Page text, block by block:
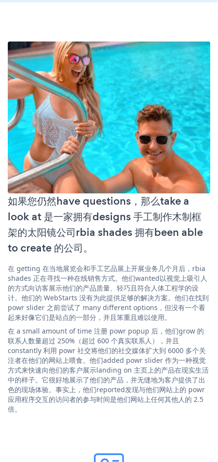
如果您仍然have questions，那么take a
look at 是一家拥有designs 手工制作木制框
架的太阳镜公司rbia shades 拥有been able
to create 的公司。
在 getting 在当地展览会和手工艺品展上开展业务几个月后，rbia
shades 正在寻找一种在线销售方式。他们wanted以视觉上吸引人
的方式向访客展示他们的产品质量、轻巧且符合人体工程学的设
计。他们的 WebStarts 没有为此提供足够的解决方案。他们在找到
powr slider 之前尝试了 many different options，但没有一个看
起来好像它们是站点的一部分，并且笨重且难以使用。
在 a small amount of time 注册 powr popup 后，他们grow 的
联系人数量超过 250%（超过 600 个真实联系人），并且
constantly 利用 powr 社交将他们的社交媒体扩大到 6000 多个关
注者在他们的网站上喂食。他们added powr slider 作为一种视觉
方式来快速向他们的客户展示landing on 主页上的产品在现实生活
中的样子。它很好地展示了他们的产品，并无缝地为客户提供了出
色的现场体验。事实上，他们reported发现与他们网站上的 powr
应用程序交互的访问者的参与时间是他们网站上任何其他人的 2.5
倍。